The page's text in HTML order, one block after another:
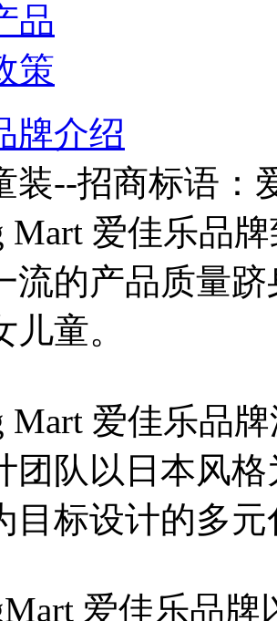
品
策
牌介绍
装--招商标语：
爱佳乐品牌
流的产品质量
童。
爱佳乐品牌
团队以日本风
目标设计的多
爱佳乐品牌